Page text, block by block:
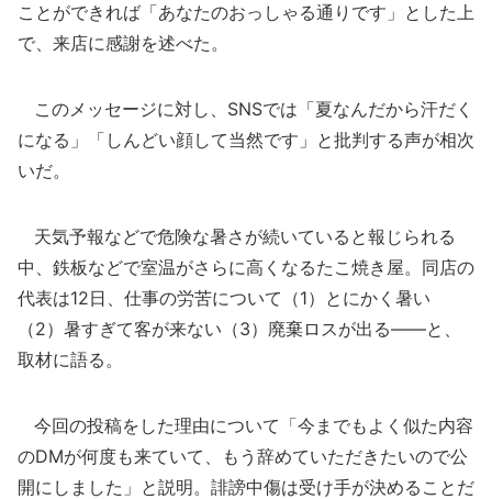
ことができれば「あなたのおっしゃる通りです」とした上
で、来店に感謝を述べた。
このメッセージに対し、SNSでは「夏なんだから汗だく
になる」「しんどい顔して当然です」と批判する声が相次
いだ。
天気予報などで危険な暑さが続いていると報じられる
中、鉄板などで室温がさらに高くなるたこ焼き屋。同店の
代表は12日、仕事の労苦について（1）とにかく暑い
（2）暑すぎて客が来ない（3）廃棄ロスが出る――と、
取材に語る。
今回の投稿をした理由について「今までもよく似た内容
のDMが何度も来ていて、もう辞めていただきたいので公
開にしました」と説明。誹謗中傷は受け手が決めることだ